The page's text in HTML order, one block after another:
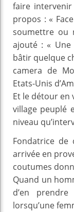
faire
propos : «
soumettre ou
ajouté : «
bâtir quelque
camera de
Etats-Unis
Et le détour en
village peuplé
niveau
Fondatrice de
arrivée en
coutumes
Quand un
d’en
lorsqu’une